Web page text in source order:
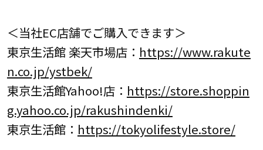
＜当社EC店舗でご購入できます＞
東京生活館 楽天市場店： https://www.rakute
n.co.jp/ystbek/
東京生活館Yahoo!店： https://store.shoppin
g.yahoo.co.jp/rakushindenki/
東京生活館： https://tokyolifestyle.store/